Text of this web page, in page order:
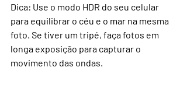
Dica: Use o modo HDR do seu celular
para equilibrar o céu e o mar na mesma
foto. Se tiver um tripé, faça fotos em
longa exposição para capturar o
movimento das ondas.